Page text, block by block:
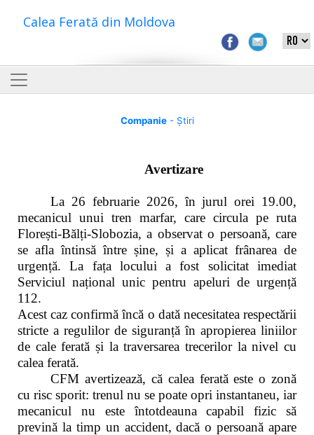
Calea Ferată din Moldova
Companie- Știri
Avertizare
La 26 februarie 2026, în jurul orei 19.00,
mecanicul unui tren marfar, care circula pe ruta
Florești-Bălți-Slobozia, a observat o persoană, care
se afla întinsă între șine, și a aplicat frânarea de
urgență. La fața locului a fost solicitat imediat
Serviciul național unic pentru apeluri de urgență
112.
Acest caz confirmă încă o dată necesitatea respectării
stricte a regulilor de siguranță în apropierea liniilor
de cale ferată și la traversarea trecerilor la nivel cu
calea ferată.
CFM avertizează, că calea ferată este o zonă
cu risc sporit: trenul nu se poate opri instantaneu, iar
mecanicul nu este întotdeauna capabil fizic să
prevină la timp un accident, dacă o persoană apare